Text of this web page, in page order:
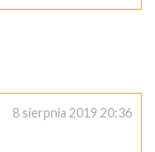
8 sierpnia 2019 20:36